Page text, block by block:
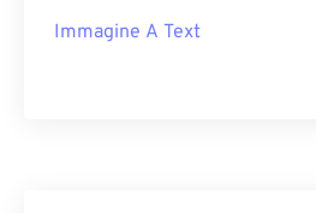
Immagine A Text